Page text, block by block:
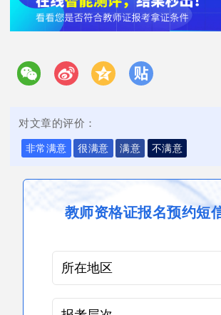
对文章的评价：
非常满意 很满意 满意 不满意
教师资格证报名预约短